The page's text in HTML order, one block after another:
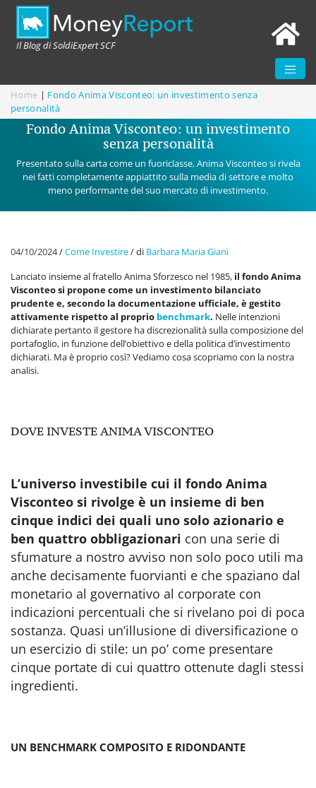
Il Blog di SoldiExpert SCF
Home | Fondo Anima Visconteo: un investimento senza
personalità
Fondo Anima Visconteo: un investimento
senza personalità
Presentato sulla carta come un fuoriclasse, Anima Visconteo si rivela
nei fatti completamente appiattito sulla media di settore e molto
meno performante del suo mercato di investimento.
04/10/2024/Come Investire/di Barbara Maria Giani
Lanciato insieme al fratello Anima Sforzesco nel 1985, il fondo Anima
Visconteo si propone come un investimento bilanciato
prudente e, secondo la documentazione ufficiale, è gestito
attivamente rispetto al proprio benchmark. Nelle intenzioni
dichiarate pertanto il gestore ha discrezionalità sulla composizione del
portafoglio, in funzione dell’obiettivo e della politica d’investimento
dichiarati. Ma è proprio così? Vediamo cosa scopriamo con la nostra
analisi.
DOVE INVESTE ANIMA VISCONTEO
L’universo investibile cui il fondo Anima
Visconteo si rivolge è un insieme di ben
cinque indici dei quali uno solo azionario e
ben quattro obbligazionari con una serie di
sfumature a nostro avviso non solo poco utili ma
anche decisamente fuorvianti e che spaziano dal
monetario al governativo al corporate con
indicazioni percentuali che si rivelano poi di poca
sostanza. Quasi un’illusione di diversificazione o
un esercizio di stile: un po’ come presentare
cinque portate di cui quattro ottenute dagli stessi
ingredienti.
UN BENCHMARK COMPOSITO E RIDONDANTE